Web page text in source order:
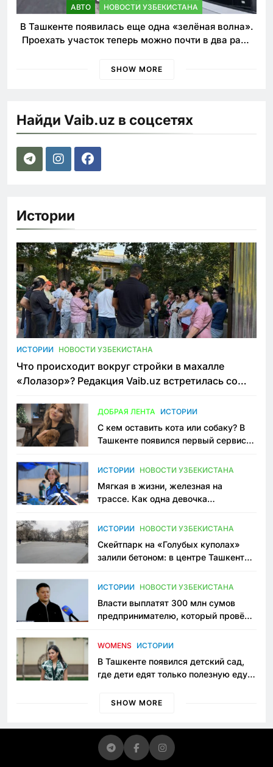
АВТО НОВОСТИ УЗБЕКИСТАНА
В Ташкенте появилась еще одна «зелёная волна».
Проехать участок теперь можно почти в два раза
SHOW MORE
Найди Vaib.uz в соцсетях
Истории
ИСТОРИИ НОВОСТИ УЗБЕКИСТАНА
Что происходит вокруг стройки в махалле
«Лолазор»? Редакция Vaib.uz встретилась со
ДОБРАЯ ЛЕНТА ИСТОРИИ
С кем оставить кота или собаку? В
Ташкенте появился первый сервис
ИСТОРИИ НОВОСТИ УЗБЕКИСТАНА
Мягкая в жизни, железная на
трассе. Как одна девочка
Узбекистане
ИСТОРИИ НОВОСТИ УЗБЕКИСТАНА
Скейтпарк на «Голубых куполах»
залили бетоном: в центре Ташкента
пространство
ИСТОРИИ НОВОСТИ УЗБЕКИСТАНА
Власти выплатят 300 млн сумов
предпринимателю, который провёл
приговору
WOMENS ИСТОРИИ
В Ташкенте появился детский сад,
где дети едят только полезную еду.
просить «кашу без сахара»
SHOW MORE